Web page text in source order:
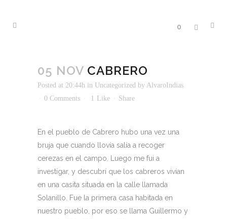
0
05 NOV CABRERO
Posted at 20:44h in Uncategorized by AlvaroIndias
0 Comments
1 Like Share
En el pueblo de Cabrero hubo una vez una
bruja que cuando llovía salía a recoger
cerezas en el campo. Luego me fui a
investigar, y descubrí que los cabreros vivían
en una casita situada en la calle llamada
Solanillo. Fue la primera casa habitada en
nuestro pueblo, por eso se llama Guillermo y